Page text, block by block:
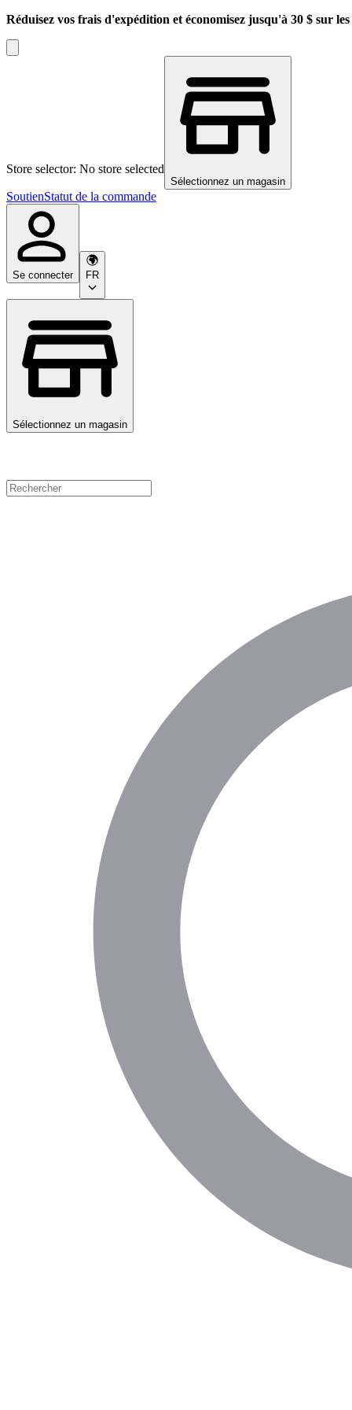
Réduisez vos frais d'expédition et économisez jusqu'à 30 $ sur
Store selector: No store selected
Sélectionnez un magasin
SoutienStatut de la commande
Se connecter FR
Sélectionnez un magasin